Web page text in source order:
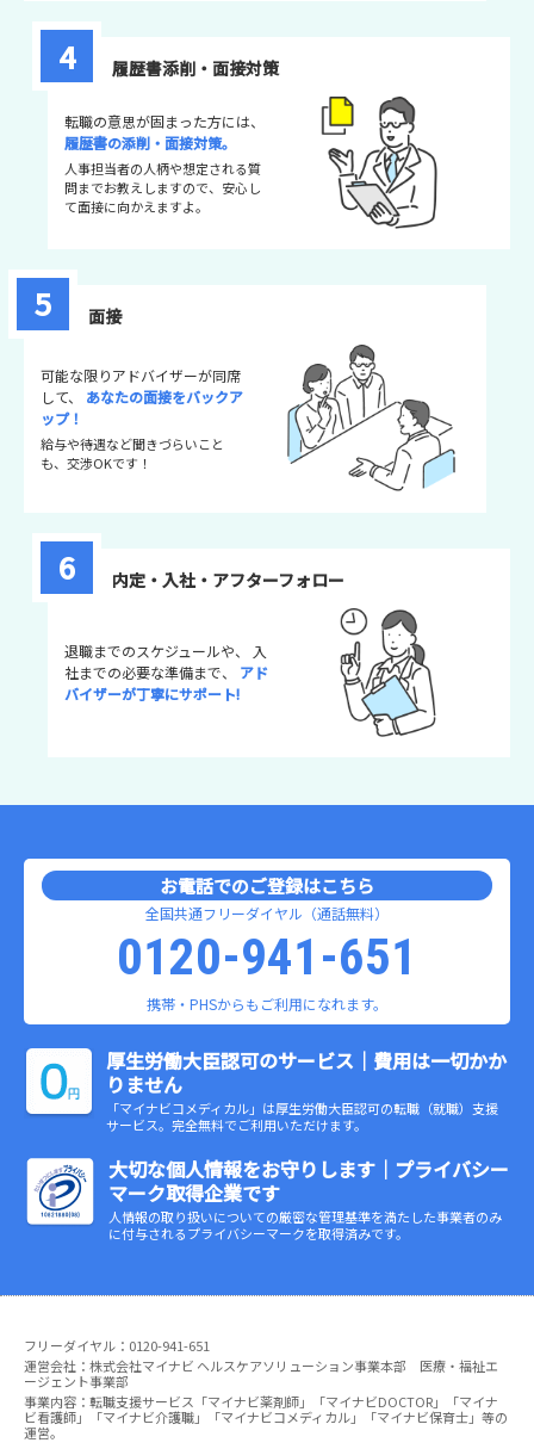
4 履歴書添削・面接対策
転職の意思が固まった方には、
履歴書の添削・面接対策。
人事担当者の人柄や想定される質
問までお教えしますので、安心し
て面接に向かえますよ。
5 面接
可能な限りアドバイザーが同席
して、
あなたの面接をバックア
ップ！
給与や待遇など聞きづらいこと
も、交渉OKです！
6 内定・入社・ アフターフォロー
退職までのスケジュールや、
入
社までの必要な準備まで、
アド
バイザーが丁寧にサポート!
お電話でのご登録はこちら
全国共通フリーダイヤル（通話無料）
0120-941-651
携帯・PHSからもご利用になれます。
厚生労働大臣認可のサービス｜費用は一切かか
りません
「マイナビコメディカル」は厚生労働大臣認可の転職（就職）支援
サービス。完全無料でご利用いただけます。
大切な個人情報をお守りします｜プライバシー
マーク取得企業です
人情報の取り扱いについての厳密な管理基準を満たした事業者のみ
に付与されるプライバシーマークを取得済みです。
フリーダイヤル：0120-941-651
運営会社：株式会社マイナビ ヘルスケアソリューション事業本部 医療・福祉エ
ージェント事業部
事業内容：転職支援サービス「マイナビ薬剤師」「マイナビDOCTOR」「マイナ
ビ看護師」「マイナビ介護職」「マイナビコメディカル」「マイナビ保育士」等の
運営。